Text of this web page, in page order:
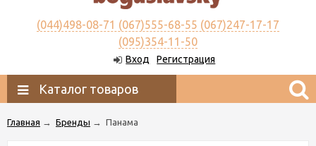
(044)498-08-71 (067)555-68-55 (067)247-17-17
(095)354-11-50
Вход Регистрация
Каталог товаров
Главная → Бренды → Панама